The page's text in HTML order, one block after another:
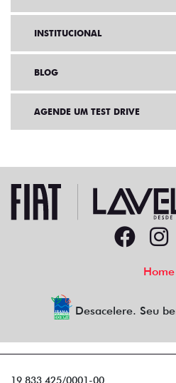
INSTITUCIONAL
BLOG
AGENDE UM TEST DRIVE
Home
Desacelere. Seu
19.833.425/0001-00